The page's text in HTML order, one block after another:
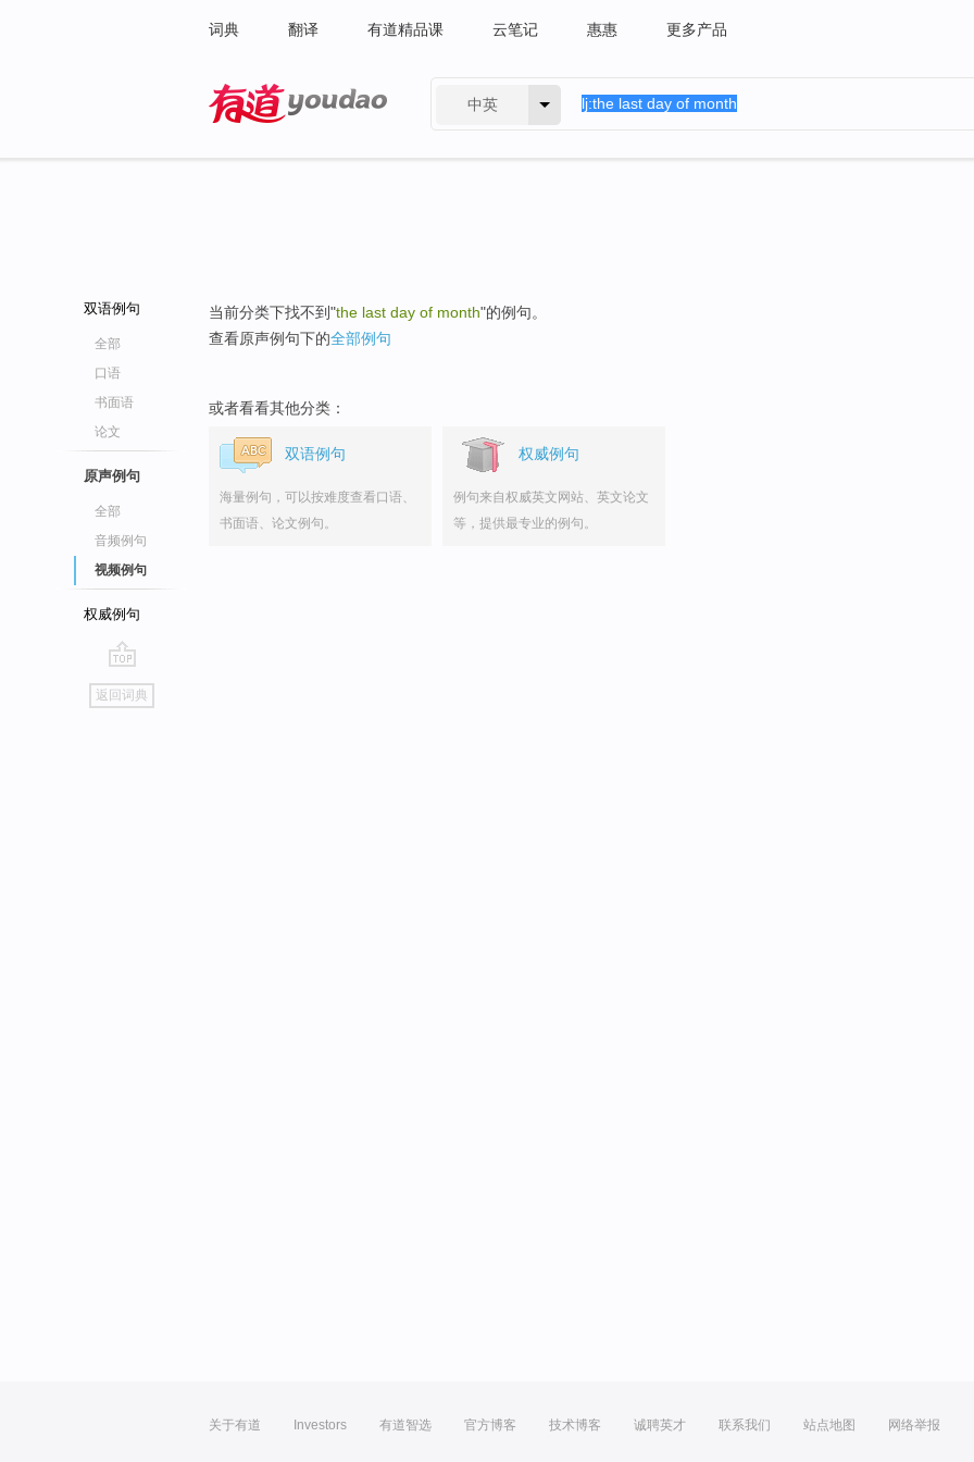
词典 翻译 有道精品课 云笔记 惠惠 更多产品
中英
双语例句
全部
口语
书面语
论文
原声例句
全部
音频例句
视频例句
权威例句
go
top
返回词典
当前分类下找不到"the last day of month"的例句。
查看原声例句下的全部例句
或者看看其他分类：
双语例句
海量例句，可以按难度查看口语、
书面语、论文例句。
权威例句
例句来自权威英文网站、英文论文
等，提供最专业的例句。
关于有道 Investors 有道智选 官方博客 技术博客 诚聘英才 联系我们 站点地图 网络举报